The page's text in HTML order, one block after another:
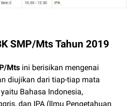
SMP/Mts Tahun 2019
Mts ini berisikan mengenai
diujikan dari tiap-tiap mata
Bahasa Indonesia,
dan IPA (Ilmu Pengetahuan